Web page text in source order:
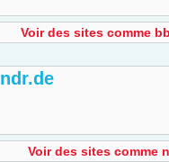
Voir des sites comme
ndr.de
Voir des sites comme